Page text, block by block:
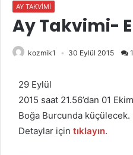
AY TAKVİMİ
Ay Takvimi-
kozmik1 30 Eylül 2015
29 Eylül
2015 saat 21.56’dan 01
Boğa Burcunda küçülecek.
Detaylar için tıklayın.